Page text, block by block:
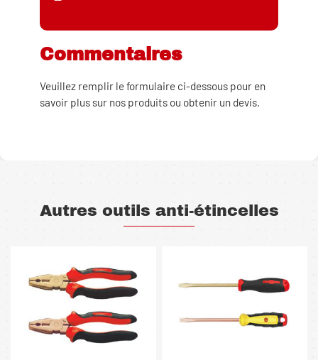
Commentaires
Veuillez remplir le formulaire ci-dessous pour en
savoir plus sur nos produits ou obtenir un devis.
Autres outils anti-étincelles